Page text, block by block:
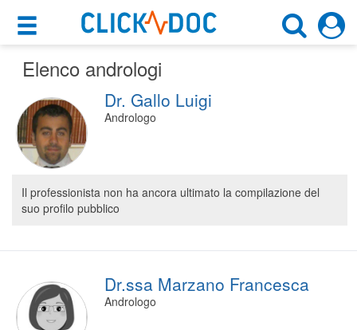
×
Motore di ricerca
×
Cerca uno specialista
Andrologo
Cosa possiamo offrirti
Per i pazienti
Prenota una visita
Ricerca specialisti
Consulti online
Per gli specialisti
Prenotazioni online
Elenco andrologi
Dr. Gallo Luigi
Andrologo
Il professionista non ha ancora ultimato la compilazione del
suo profilo pubblico
Dr.ssa Marzano Francesca
Andrologo